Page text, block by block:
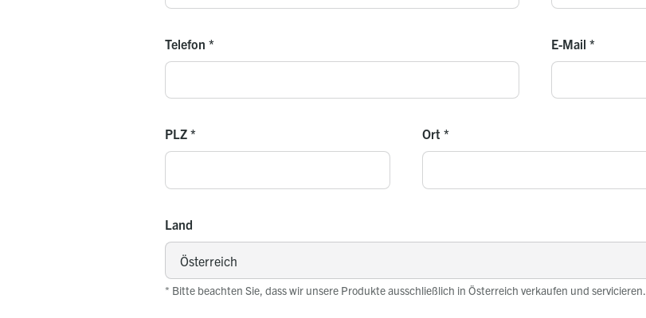
Telefon * E-Mail *
PLZ * Ort*
Land
* Bitte beachten Sie, dass wir unsere Produkte ausschließlich in Österreich verkaufen und servicieren.